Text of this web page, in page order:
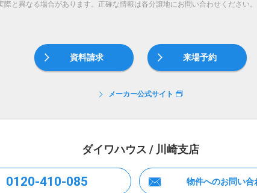
と異なる場合があります。正確な情報は各分譲地にお問い合わせください。
資料請求 来場予約
メーカー公式サイト
ダイワハウス / 川崎支店
0120-410-085 物件へのお問い合